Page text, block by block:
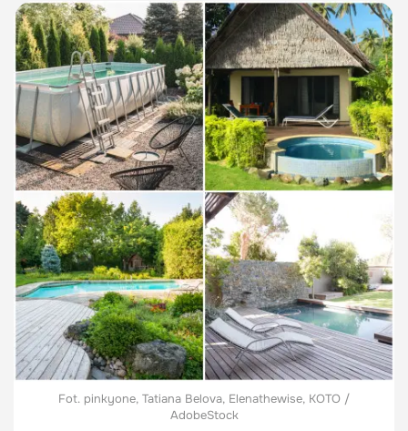
Fot. pinkyone, Tatiana Belova, Elenathewise, KOTO /
AdobeStock